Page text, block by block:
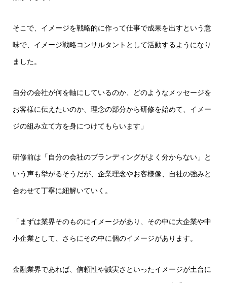
そこで、イメージを戦略的に作って仕事で成果を出すという意
味で、イメージ戦略コンサルタントとして活動するようになり
ました。
自分の会社が何を軸にしているのか、どのようなメッセージを
お客様に伝えたいのか、理念の部分から研修を始めて、イメー
ジの組み立て方を身につけてもらいます」
研修前は「自分の会社のブランディングがよく分からない」と
いう声も挙がるそうだが、企業理念やお客様像、自社の強みと
合わせて丁寧に紐解いていく。
「まずは業界そのものにイメージがあり、その中に大企業や中
小企業として、さらにその中に個のイメージがあります。
金融業界であれば、信頼性や誠実さといったイメージが土台に